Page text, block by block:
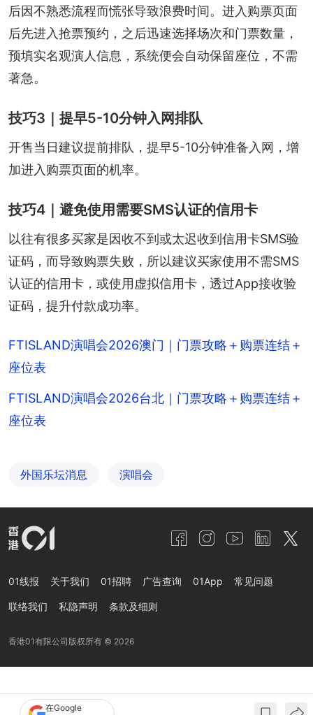
后因不熟悉流程而慌张导致浪费时间。进入购票页面
后先进入抢票预约，之后迅速选择场次和门票数量，
预填实名观演人信息，系统便会自动保留座位，不需
著急。
技巧3｜提早5-10分钟入网排队
开售当日建议提前排队，提早5-10分钟准备入网，增
加进入购票页面的机率。
技巧4｜避免使用需要SMS认证的信用卡
以往有很多买家是因收不到或太迟收到信用卡SMS验
证码，而导致购票失败，所以建议买家使用不需SMS
认证的信用卡，或使用虚拟信用卡，透过App接收验
证码，提升付款成功率。
FTISLAND演唱会2026澳门｜门票攻略＋购票连结＋
座位表
FTISLAND演唱会2026台北｜门票攻略＋购票连结＋
座位表
外国乐坛消息 演唱会
在Google
01线报 关于我们 01招聘 广告查询 01App 常见问题
联络我们 私隐声明 条款及细则
香港01有限公司版权所有 © 2026